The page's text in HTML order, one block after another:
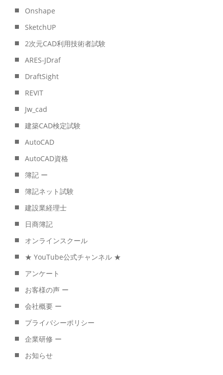
Onshape
SketchUP
2次元CAD利用技術者試験
ARES-JDraf
DraftSight
REVIT
Jw_cad
建築CAD検定試験
AutoCAD
AutoCAD資格
簿記 ー
簿記ネット試験
建設業経理士
日商簿記
オンラインスクール
★ YouTube公式チャンネル ★
アンケート
お客様の声 ー
会社概要 ー
プライバシーポリシー
企業研修 ー
お知らせ